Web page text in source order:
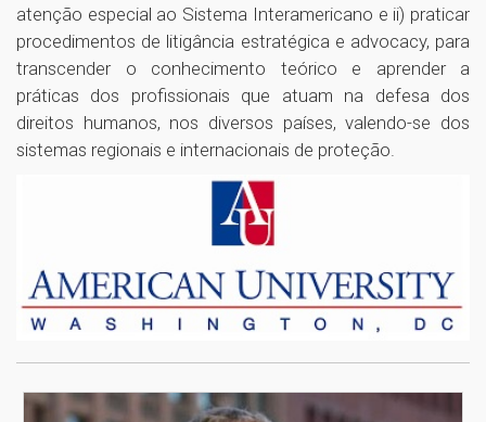
atenção especial ao Sistema Interamericano e ii) praticar
procedimentos de litigância estratégica e advocacy, para
transcender o conhecimento teórico e aprender a
práticas dos profissionais que atuam na defesa dos
direitos humanos, nos diversos países, valendo-se dos
sistemas regionais e internacionais de proteção.